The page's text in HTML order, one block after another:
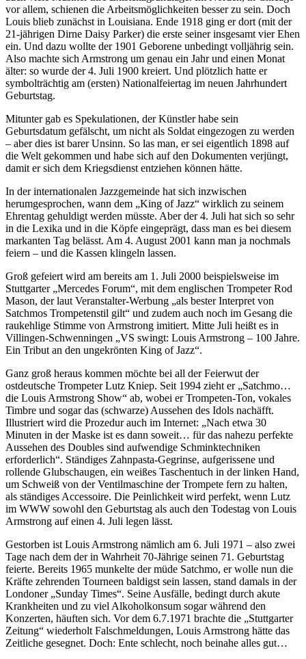
vor allem, schienen die Arbeitsmöglichkeiten besser zu sein. Doch
Louis blieb zunächst in Louisiana. Ende 1918 ging er dort (mit der
21-jährigen Dirne Daisy Parker) die erste seiner insgesamt vier Ehen
ein. Und dazu wollte der 1901 Geborene unbedingt volljährig sein.
Also machte sich Armstrong um genau ein Jahr und einen Monat
älter: so wurde der 4. Juli 1900 kreiert. Und plötzlich hatte er
symbolträchtig am (ersten) Nationalfeiertag im neuen Jahrhundert
Geburtstag.
Mitunter gab es Spekulationen, der Künstler habe sein
Geburtsdatum gefälscht, um nicht als Soldat eingezogen zu werden
– aber dies ist barer Unsinn. So las man, er sei eigentlich 1898 auf
die Welt gekommen und habe sich auf den Dokumenten verjüngt,
damit er sich dem Kriegsdienst entziehen können hätte.
In der internationalen Jazzgemeinde hat sich inzwischen
herumgesprochen, wann dem „King of Jazz“ wirklich zu seinem
Ehrentag gehuldigt werden müsste. Aber der 4. Juli hat sich so sehr
in die Lexika und in die Köpfe eingeprägt, dass man es bei diesem
markanten Tag belässt. Am 4. August 2001 kann man ja nochmals
feiern – und die Kassen klingeln lassen.
Groß gefeiert wird am bereits am 1. Juli 2000 beispielsweise im
Stuttgarter „Mercedes Forum“, mit dem englischen Trompeter Rod
Mason, der laut Veranstalter-Werbung „als bester Interpret von
Satchmos Trompetenstil gilt“ und zudem auch noch im Gesang die
raukehlige Stimme von Armstrong imitiert. Mitte Juli heißt es in
Villingen-Schwenningen „VS swingt: Louis Armstrong – 100 Jahre.
Ein Tribut an den ungekrönten King of Jazz“.
Ganz groß heraus kommen möchte bei all der Feierwut der
ostdeutsche Trompeter Lutz Kniep. Seit 1994 zieht er „Satchmo…
die Louis Armstrong Show“ ab, wobei er Trompeten-Ton, vokales
Timbre und sogar das (schwarze) Aussehen des Idols nachäfft.
Illustriert wird die Prozedur auch im Internet: „Nach etwa 30
Minuten in der Maske ist es dann soweit… für das nahezu perfekte
Aussehen des Doubles sind aufwendige Schminktechniken
erforderlich“. Ständiges Zahnpasta-Gegrinse, aufgerissene und
rollende Glubschaugen, ein weißes Taschentuch in der linken Hand,
um Schweiß von der Ventilmaschine der Trompete fern zu halten,
als ständiges Accessoire. Die Peinlichkeit wird perfekt, wenn Lutz
im WWW sowohl den Geburtstag als auch den Todestag von Louis
Armstrong auf einen 4. Juli legen lässt.
Gestorben ist Louis Armstrong nämlich am 6. Juli 1971 – also zwei
Tage nach dem der in Wahrheit 70-Jährige seinen 71. Geburtstag
feierte. Bereits 1965 munkelte der müde Satchmo, er wolle nun die
Kräfte zehrenden Tourneen baldigst sein lassen, stand damals in der
Londoner „Sunday Times“. Seine Ausfälle, bedingt durch akute
Krankheiten und zu viel Alkoholkonsum sogar während den
Konzerten, häuften sich. Vor dem 6.7.1971 brachte die „Stuttgarter
Zeitung“ wiederholt Falschmeldungen, Louis Armstrong hätte das
Zeitliche gesegnet. Doch: Ente schlecht, noch beinahe alles gut…